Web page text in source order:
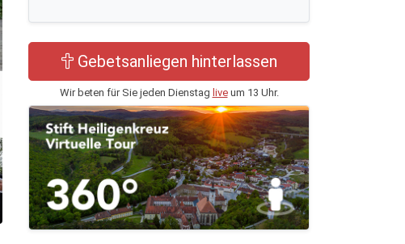
Gebetsanliegen hinterlassen
Wir beten für Sie jeden Dienstag liveum 13 Uhr.